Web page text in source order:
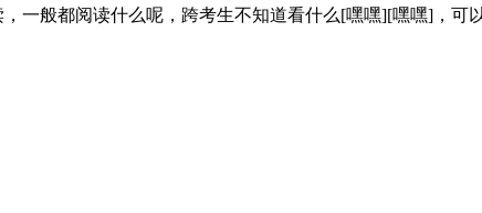
一般都阅读什么呢，跨考生不知道看什么[嘿嘿][嘿嘿]，可